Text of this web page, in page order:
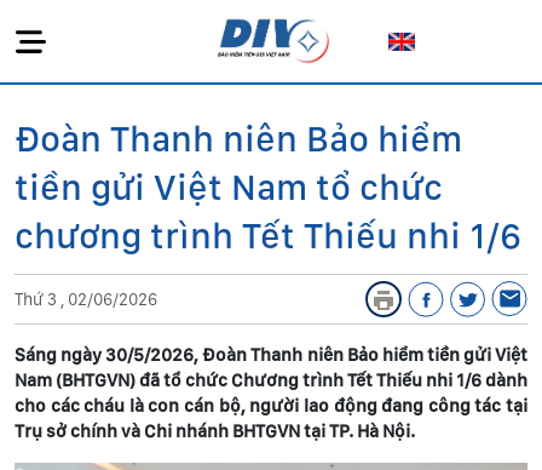
Đoàn Thanh niên Bảo hiểm
tiền gửi Việt Nam tổ chức
chương trình Tết Thiếu nhi 1/6
Thứ 3 , 02/06/2026
Sáng ngày 30/5/2026, Đoàn Thanh niên Bảo hiểm tiền gửi Việt
Nam (BHTGVN) đã tổ chức Chương trình Tết Thiếu nhi 1/6 dành
cho các cháu là con cán bộ, người lao động đang công tác tại
Trụ sở chính và Chi nhánh BHTGVN tại TP. Hà Nội.